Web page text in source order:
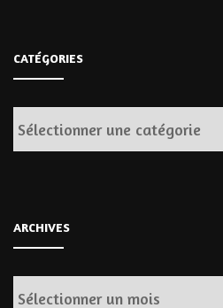
CATÉGORIES
Catégories
ARCHIVES
Archives